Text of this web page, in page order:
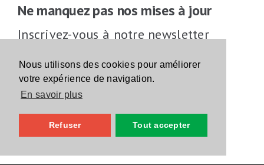
Nous utilisons des cookies pour améliorer
votre expérience de navigation.
En savoir plus
Refuser Tout accepter
Ne manquez pas nos mises à jour
Inscrivez-vous à notre newsletter
Inscrivez-vous
Suivez-nous sur les réseaux sociaux